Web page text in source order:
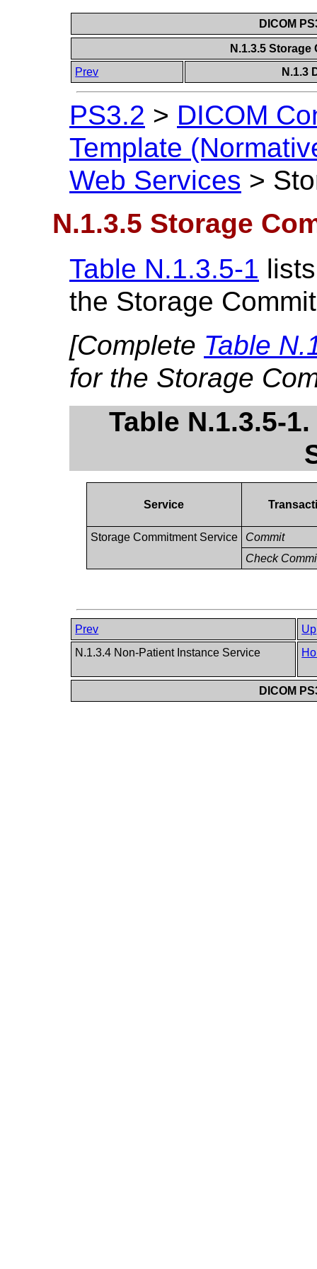
DICOM
N.1.3.5
Prev
N.1.3
PS3.2 > DICOM
Template
Web Services >
N.1.3.5 Storage
Table N.1.3.5-1
the Storage
[Complete Table
for the Storage
Table N.1.3.5-
Service
Storage Commitment Service
Commit
Check
Prev
Up
N.1.3.4 Non-Patient Instance Service
DICOM